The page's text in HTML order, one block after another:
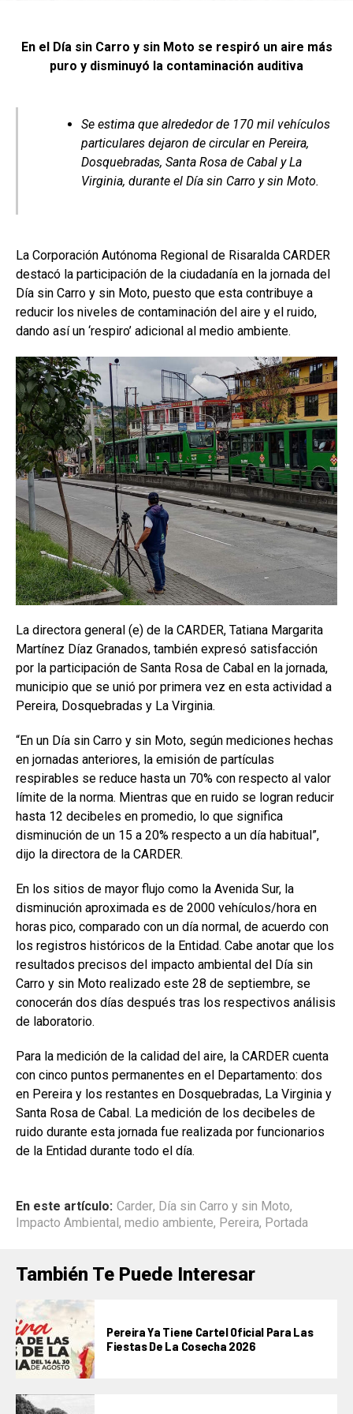
En el Día sin Carro y sin Moto se respiró un aire más
puro y disminuyó la contaminación auditiva
Se estima que alrededor de 170 mil vehículos
particulares dejaron de circular en Pereira,
Dosquebradas, Santa Rosa de Cabal y La
Virginia, durante el Día sin Carro y sin Moto.
La Corporación Autónoma Regional de Risaralda CARDER
destacó la participación de la ciudadanía en la jornada del
Día sin Carro y sin Moto, puesto que esta contribuye a
reducir los niveles de contaminación del aire y el ruido,
dando así un ‘respiro’ adicional al medio ambiente.
La directora general (e) de la CARDER, Tatiana Margarita
Martínez Díaz Granados, también expresó satisfacción
por la participación de Santa Rosa de Cabal en la jornada,
municipio que se unió por primera vez en esta actividad a
Pereira, Dosquebradas y La Virginia.
“En un Día sin Carro y sin Moto, según mediciones hechas
en jornadas anteriores, la emisión de partículas
respirables se reduce hasta un 70% con respecto al valor
límite de la norma. Mientras que en ruido se logran reducir
hasta 12 decibeles en promedio, lo que significa
disminución de un 15 a 20% respecto a un día habitual”,
dijo la directora de la CARDER.
En los sitios de mayor flujo como la Avenida Sur, la
disminución aproximada es de 2000 vehículos/hora en
horas pico, comparado con un día normal, de acuerdo con
los registros históricos de la Entidad. Cabe anotar que los
resultados precisos del impacto ambiental del Día sin
Carro y sin Moto realizado este 28 de septiembre, se
conocerán dos días después tras los respectivos análisis
de laboratorio.
Para la medición de la calidad del aire, la CARDER cuenta
con cinco puntos permanentes en el Departamento: dos
en Pereira y los restantes en Dosquebradas, La Virginia y
Santa Rosa de Cabal. La medición de los decibeles de
ruido durante esta jornada fue realizada por funcionarios
de la Entidad durante todo el día.
En este artículo: Carder, Día sin Carro y sin Moto,
Impacto Ambiental , medio ambiente, Pereira, Portada
También Te Puede Interesar
Pereira Ya Tiene Cartel Oficial Para Las
Fiestas De La Cosecha 2026